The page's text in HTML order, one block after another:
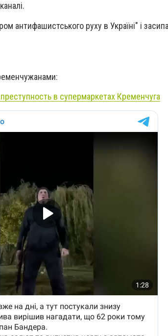
антифашистського руху в Україні" і
в супермаркетах Кременчуга